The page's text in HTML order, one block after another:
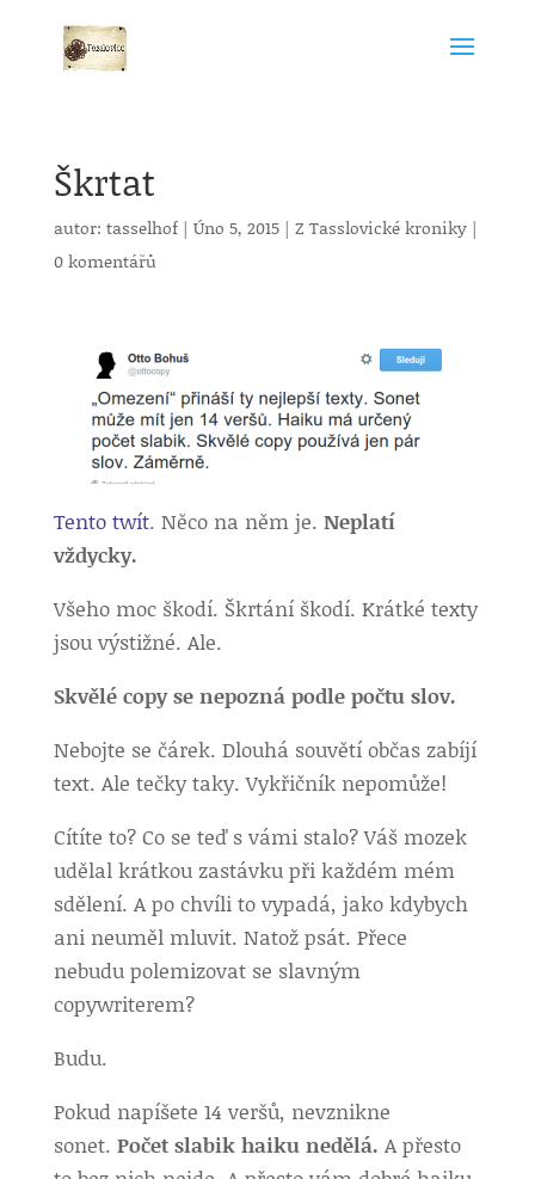
Škrtat
autor: tasselhof| Úno 5, 2015| Z Tasslovické kroniky|
0 komentářů
Tento twít. Něco na něm je. Neplatí
vždycky.
Všeho moc škodí. Škrtání škodí. Krátké texty
jsou výstižné. Ale.
Skvělé copy se nepozná podle počtu slov.
Nebojte se čárek. Dlouhá souvětí občas zabíjí
text. Ale tečky taky. Vykřičník nepomůže!
Cítíte to? Co se teď s vámi stalo? Váš mozek
udělal krátkou zastávku při každém mém
sdělení. A po chvíli to vypadá, jako kdybych
ani neuměl mluvit. Natož psát. Přece
nebudu polemizovat se slavným
copywriterem?
Budu.
Pokud napíšete 14 veršů, nevznikne
sonet. Počet slabik haiku nedělá. A přesto